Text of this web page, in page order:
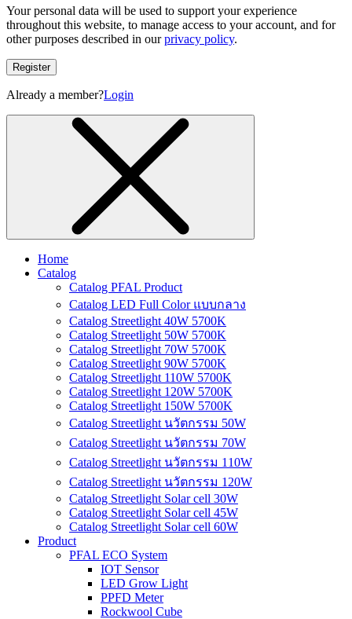
Your personal data will be used to support your experience
throughout this website, to manage access to your account, and for
other purposes described in ourprivacy policy.
Register
Already a member?Login
Home
Catalog
Catalog PFAL Product
Catalog LED Full Color แบบกลาง
Catalog Streetlight 40W 5700K
Catalog Streetlight 50W 5700K
Catalog Streetlight 70W 5700K
Catalog Streetlight 90W 5700K
Catalog Streetlight 110W 5700K
Catalog Streetlight 120W 5700K
Catalog Streetlight 150W 5700K
Catalog Streetlight นวัตกรรม 50W
Catalog Streetlight นวัตกรรม 70W
Catalog Streetlight นวัตกรรม 110W
Catalog Streetlight นวัตกรรม 120W
Catalog Streetlight Solar cell 30W
Catalog Streetlight Solar cell 45W
Catalog Streetlight Solar cell 60W
Product
PFAL ECO System
IOT Sensor
LED Grow Light
PPFD Meter
Rockwool Cube